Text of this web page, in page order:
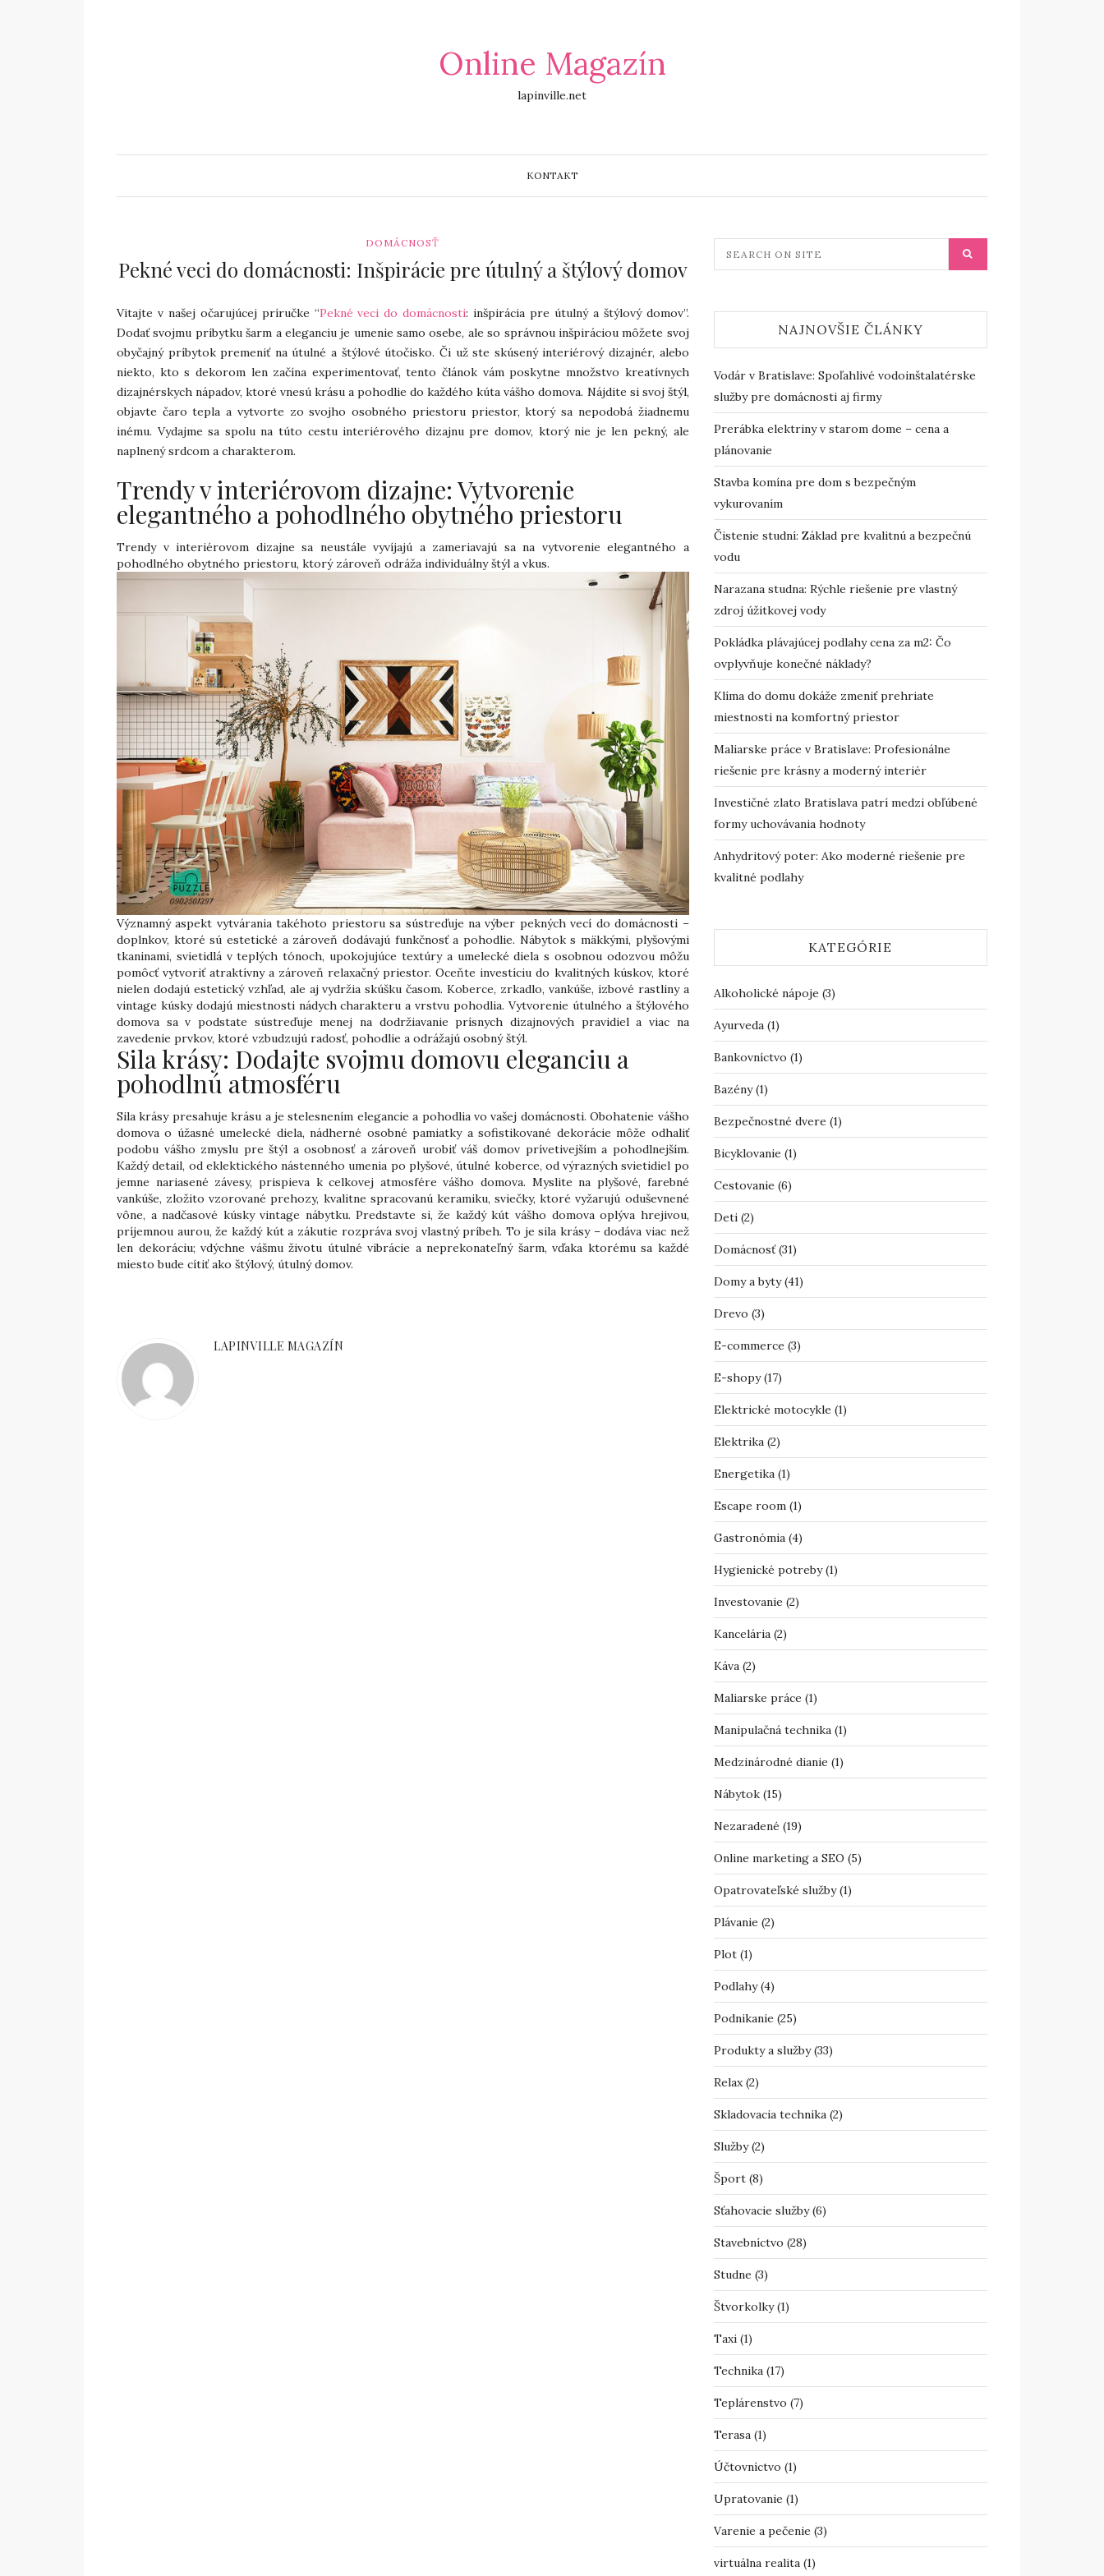
Online Magazín
lapinville.net
KONTAKT
DOMÁCNOSŤ
Pekné veci do domácnosti: Inšpirácie pre útulný a štýlový domov
Vitajte v našej očarujúcej príručke “Pekné veci do domácnosti: inšpirácia pre útulný a štýlový domov”.
Dodať svojmu príbytku šarm a eleganciu je umenie samo osebe, ale so správnou inšpiráciou môžete svoj
obyčajný príbytok premeniť na útulné a štýlové útočisko. Či už ste skúsený interiérový dizajnér, alebo
niekto, kto s dekorom len začína experimentovať, tento článok vám poskytne množstvo kreatívnych
dizajnérskych nápadov, ktoré vnesú krásu a pohodlie do každého kúta vášho domova. Nájdite si svoj štýl,
objavte čaro tepla a vytvorte zo svojho osobného priestoru priestor, ktorý sa nepodobá žiadnemu
inému. Vydajme sa spolu na túto cestu interiérového dizajnu pre domov, ktorý nie je len pekný, ale
naplnený srdcom a charakterom.
Trendy v interiérovom dizajne: Vytvorenie
elegantného a pohodlného obytného priestoru
Trendy v interiérovom dizajne sa neustále vyvíjajú a zameriavajú sa na vytvorenie elegantného a
pohodlného obytného priestoru, ktorý zároveň odráža individuálny štýl a vkus.
Významný aspekt vytvárania takéhoto priestoru sa sústreďuje na výber pekných vecí do domácnosti –
doplnkov, ktoré sú estetické a zároveň dodávajú funkčnosť a pohodlie. Nábytok s mäkkými, plyšovými
tkaninami, svietidlá v teplých tónoch, upokojujúce textúry a umelecké diela s osobnou odozvou môžu
pomôcť vytvoriť atraktívny a zároveň relaxačný priestor. Oceňte investíciu do kvalitných kúskov, ktoré
nielen dodajú estetický vzhľad, ale aj vydržia skúšku časom. Koberce, zrkadlo, vankúše, izbové rastliny a
vintage kúsky dodajú miestnosti nádych charakteru a vrstvu pohodlia. Vytvorenie útulného a štýlového
domova sa v podstate sústreďuje menej na dodržiavanie prísnych dizajnových pravidiel a viac na
zavedenie prvkov, ktoré vzbudzujú radosť, pohodlie a odrážajú osobný štýl.
Sila krásy: Dodajte svojmu domovu eleganciu a
pohodlnú atmosféru
Sila krásy presahuje krásu a je stelesnením elegancie a pohodlia vo vašej domácnosti. Obohatenie vášho
domova o úžasné umelecké diela, nádherné osobné pamiatky a sofistikované dekorácie môže odhaliť
podobu vášho zmyslu pre štýl a osobnosť a zároveň urobiť váš domov prívetivejším a pohodlnejším.
Každý detail, od eklektického nástenného umenia po plyšové, útulné koberce, od výrazných svietidiel po
jemne nariasené závesy, prispieva k celkovej atmosfére vášho domova. Myslite na plyšové, farebné
vankúše, zložito vzorované prehozy, kvalitne spracovanú keramiku, sviečky, ktoré vyžarujú oduševnené
vône, a nadčasové kúsky vintage nábytku. Predstavte si, že každý kút vášho domova oplýva hrejivou,
príjemnou aurou, že každý kút a zákutie rozpráva svoj vlastný príbeh. To je sila krásy – dodáva viac než
len dekoráciu; vdýchne vášmu životu útulné vibrácie a neprekonateľný šarm, vďaka ktorému sa každé
miesto bude cítiť ako štýlový, útulný domov.
LAPINVILLE MAGAZÍN
NAJNOVŠIE ČLÁNKY
Vodár v Bratislave: Spoľahlivé vodoinštalatérske
služby pre domácnosti aj firmy
Prerábka elektriny v starom dome – cena a
plánovanie
Stavba komína pre dom s bezpečným
vykurovaním
Čistenie studní: Základ pre kvalitnú a bezpečnú
vodu
Narazana studna: Rýchle riešenie pre vlastný
zdroj úžitkovej vody
Pokládka plávajúcej podlahy cena za m2: Čo
ovplyvňuje konečné náklady?
Klíma do domu dokáže zmeniť prehriate
miestnosti na komfortný priestor
Maliarske práce v Bratislave: Profesionálne
riešenie pre krásny a moderný interiér
Investičné zlato Bratislava patrí medzi obľúbené
formy uchovávania hodnoty
Anhydritový poter: Ako moderné riešenie pre
kvalitné podlahy
KATEGÓRIE
Alkoholické nápoje (3)
Ayurveda(1)
Bankovníctvo (1)
Bazény(1)
Bezpečnostné dvere (1)
Bicyklovanie (1)
Cestovanie (6)
Deti(2)
Domácnosť(31)
Domy a byty(41)
Drevo (3)
E-commerce (3)
E-shopy(17)
Elektrické motocykle (1)
Elektrika(2)
Energetika(1)
Escape room(1)
Gastronómia(4)
Hygienické potreby(1)
Investovanie (2)
Kancelária(2)
Káva(2)
Maliarske práce (1)
Manipulačná technika(1)
Medzinárodné dianie (1)
Nábytok(15)
Nezaradené (19)
Online marketing a SEO (5)
Opatrovateľské služby(1)
Plávanie (2)
Plot(1)
Podlahy(4)
Podnikanie (25)
Produkty a služby(33)
Relax(2)
Skladovacia technika(2)
Služby(2)
Šport(8)
Sťahovacie služby(6)
Stavebníctvo (28)
Studne (3)
Štvorkolky(1)
Taxi(1)
Technika(17)
Teplárenstvo (7)
Terasa(1)
Účtovníctvo (1)
Upratovanie (1)
Varenie a pečenie (3)
virtuálna realita(1)